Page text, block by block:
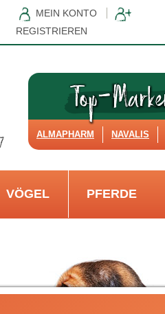
MEIN KONTO
REGISTRIEREN
ALMAPHARM NAVALIS
VÖGEL PFERDE